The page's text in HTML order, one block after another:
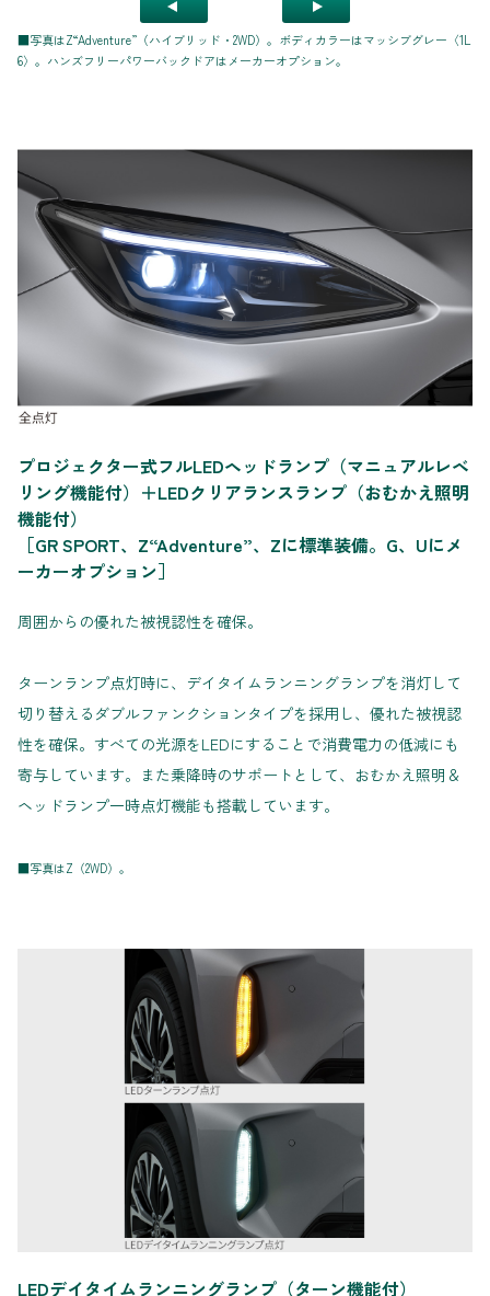
■写真はZ“Adventure”（ハイブリッド・2WD）。ボディカラーはマッシブグレー〈1L
6〉。ハンズフリーパワーバックドアはメーカーオプション。
プロジェクター式フルLEDヘッドランプ（マニュアルレベ
リング機能付）＋LEDクリアランスランプ（おむかえ照明
機能付）
［GR SPORT、Z“Adventure”、Zに標準装備。G、Uにメ
ーカーオプション］
周囲からの優れた被視認性を確保。
ターンランプ点灯時に、デイタイムランニングランプを消灯して
切り替えるダブルファンクションタイプを採用し、優れた被視認
性を確保。すべての光源をLEDにすることで消費電力の低減にも
寄与しています。また乗降時のサポートとして、おむかえ照明＆
ヘッドランプ一時点灯機能も搭載しています。
■写真はZ（2WD）。
LEDデイタイムランニングランプ（ターン機能付）